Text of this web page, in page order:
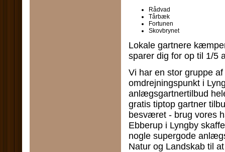
Rådvad
Tårbæk
Fortunen
Skovbrynet
Lokale gartnere
sparer dig for op til 1/5
Vi har en stor gruppe
omdrejningspunkt i
anlægsgartnertilbud
gratis tiptop gartner
besværet - brug vores
Ebberup i Lyngby
nogle supergode
Natur og Landskab til